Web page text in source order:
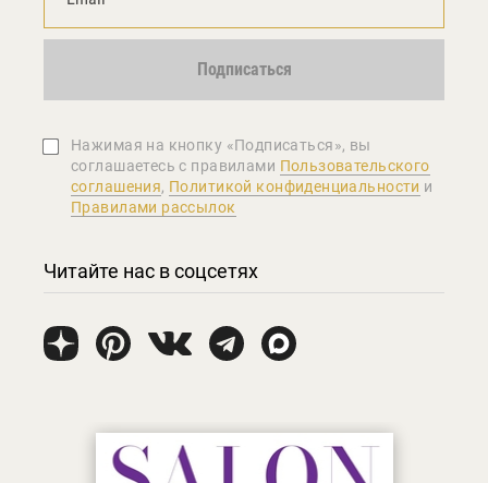
Подписаться
Нажимая на кнопку «Подписаться», вы
соглашаетеcь с правилами Пользовательского
соглашения, Политикой конфиденциальности и
Правилами рассылок
Читайте нас в соцсетях